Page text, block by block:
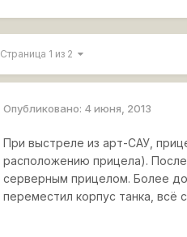
Страница 1 из 2
Опубликовано: 4 июня, 2013
При выстреле из арт-САУ,
расположению прицела).
серверным прицелом. Более
переместил корпус танка, всё